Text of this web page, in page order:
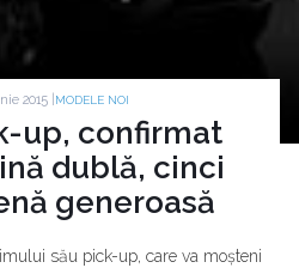
2015 | MODELE NOI
up, confirmat
dublă, cinci
generoasă
său pick-up, care va moșteni